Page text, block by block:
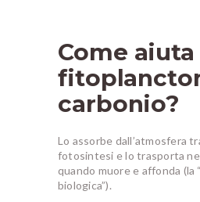
Come
carbonio?
Lo assorbe dall’atmosfera
fotosintesi e lo trasporta
quando muore e affonda (la
biologica”).